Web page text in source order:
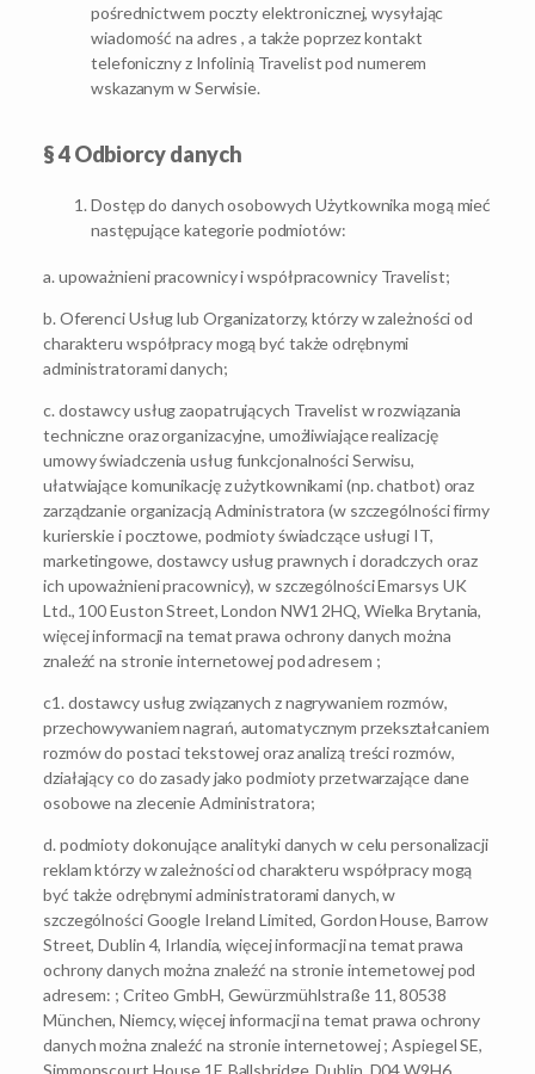
pośrednictwem poczty elektronicznej, wysyłając
wiadomość na adres , a także poprzez kontakt
telefoniczny z Infolinią Travelist pod numerem
wskazanym w Serwisie.
§ 4 Odbiorcy danych
Dostęp do danych osobowych Użytkownika mogą mieć
następujące kategorie podmiotów:
a. upoważnieni pracownicy i współpracownicy Travelist;
b. Oferenci Usług lub Organizatorzy, którzy w zależności od
charakteru współpracy mogą być także odrębnymi
administratorami danych;
c. dostawcy usług zaopatrujących Travelist w rozwiązania
techniczne oraz organizacyjne, umożliwiające realizację
umowy świadczenia usług funkcjonalności Serwisu,
ułatwiające komunikację z użytkownikami (np. chatbot) oraz
zarządzanie organizacją Administratora (w szczególności firmy
kurierskie i pocztowe, podmioty świadczące usługi IT,
marketingowe, dostawcy usług prawnych i doradczych oraz
ich upoważnieni pracownicy), w szczególności Emarsys UK
Ltd., 100 Euston Street, London NW1 2HQ, Wielka Brytania,
więcej informacji na temat prawa ochrony danych można
znaleźć na stronie internetowej pod adresem ;
c1. dostawcy usług związanych z nagrywaniem rozmów,
przechowywaniem nagrań, automatycznym przekształcaniem
rozmów do postaci tekstowej oraz analizą treści rozmów,
działający co do zasady jako podmioty przetwarzające dane
osobowe na zlecenie Administratora;
d. podmioty dokonujące analityki danych w celu personalizacji
reklam którzy w zależności od charakteru współpracy mogą
być także odrębnymi administratorami danych, w
szczególności Google Ireland Limited, Gordon House, Barrow
Street, Dublin 4, Irlandia, więcej informacji na temat prawa
ochrony danych można znaleźć na stronie internetowej pod
adresem: ; Criteo GmbH, Gewürzmühlstraße 11, 80538
München, Niemcy, więcej informacji na temat prawa ochrony
danych można znaleźć na stronie internetowej ; Aspiegel SE,
Simmonscourt House 1F, Ballsbridge, Dublin, D04 W9H6,